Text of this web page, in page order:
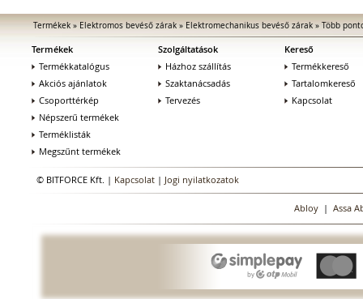
Termékek» Elektromos bevéső zárak» Elektromechanikus bevéső zárak» Több
Termékek
Termékkatalógus
Akciós ajánlatok
Csoporttérkép
Népszerű termékek
Terméklisták
Megszűnt termékek
Szolgáltatások
Házhoz szállítás
Szaktanácsadás
Tervezés
Kereső
Termékkereső
Tartalomkereső
Kapcsolat
© BITFORCE Kft. | Kapcsolat | Jogi nyilatkozatok
Abloy| Assa